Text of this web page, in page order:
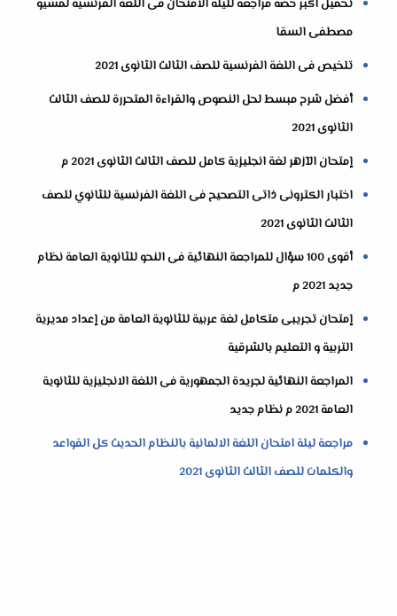
تحميل اكبر حصة مراجعة لليلة الامتحان فى اللغة الفرنسية لمسيو
مصطفى السقا
تلخيص فى اللغة الفرنسية للصف الثالث الثانوى 2021
أفضل شرح مبسط لحل النصوص والقراءة المتحررة للصف الثالث
الثانوى 2021
إمتحان الآزهر لغة انجليزية كامل للصف الثالث الثانوى 2021 م
اختبار الكترونى ذاتى التصحيح فى اللغة الفرنسية للثانوي للصف
الثالث الثانوى 2021
أقوى 100 سؤال للمراجعة النهائية فى النحو للثانوية العامة نظام
جديد 2021 م
إمتحان تجريبى متكامل لغة عربية للثانوية العامة من إعداد مديرية
التربية و التعليم بالشرقية
المراجعة النهائية لجريدة الجمهورية فى اللغة الانجليزية للثانوية
العامة 2021 م نظام جديد
مراجعة ليلة امتحان اللغة الالمانية بالنظام الحديث كل القواعد
والكلمات للصف الثالث الثانوى 2021